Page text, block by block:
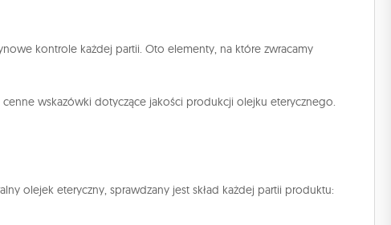
kontrole każdej partii. Oto elementy, na które zwracamy
cenne wskazówki dotyczące jakości produkcji olejku eterycznego.
olejek eteryczny, sprawdzany jest skład każdej partii produktu: